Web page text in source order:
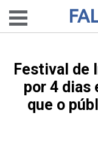
Festival de
por 4 dias
que o